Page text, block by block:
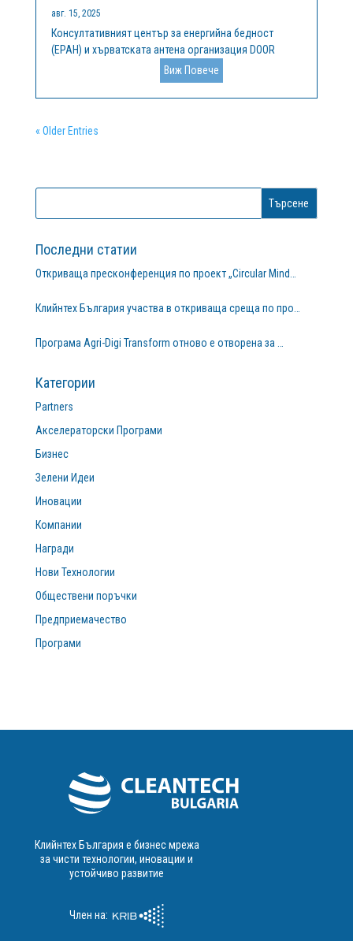
авг. 15, 2025
Консултативният център за енергийна бедност
(EPAH) и хърватската антена организация DOOR
организират второ събитие за експерти в рамките на
2025 г., което ще се проведе онлайн на 30
септември. Мероприятието ще събере политици,
Виж Повече
« Older Entries
Последни статии
Откриваща пресконференция по проект „Circular Mind…
Клийнтех България участва в откриваща среща по про…
Програма Agri-Digi Transform отново е отворена за …
Категории
Partners
Акселераторски Програми
Бизнес
Зелени Идеи
Иновации
Компании
Награди
Нови Технологии
Обществени поръчки
Предприемачество
Програми
Клийнтех България е бизнес мрежа
за чисти технологии, иновации и
устойчиво развитие
Член на: